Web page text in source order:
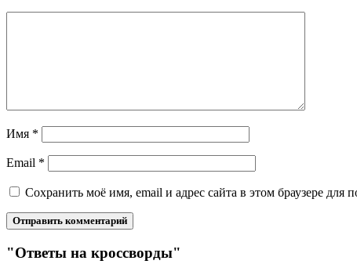
Имя *
Email *
Сохранить моё имя, email и адрес сайта в этом браузере
"Ответы на кроссворды"